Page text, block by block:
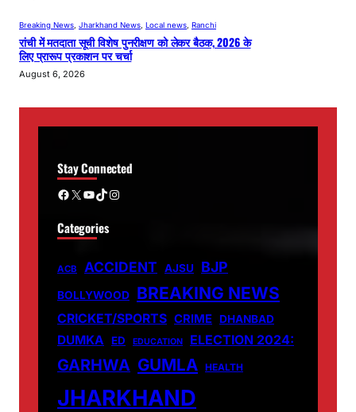
Breaking News Jharkhand News Local news Ranchi
रांची में मतदाता सूची विशेष पुनरीक्षण को लेकर बैठक, 2026 के
लिए प्रारूप प्रकाशन पर चर्चा
August 6, 2026
Stay Connected
Facebook X YouTube TikTok Instagram
Categories
ACB ACCIDENT AJSU BJP
BOLLYWOOD BREAKING NEWS
CRICKET/SPORTS CRIME DHANBAD
DUMKA ED EDUCATION ELECTION 2024:
GARHWA GUMLA HEALTH
JHARKHAND